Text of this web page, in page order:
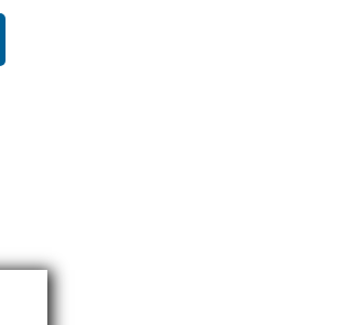
einem Gummiseil mit einem Durchmesser
automatischen Rückzug zu gewährleisten.
und der Haken, um die Sicherheit des